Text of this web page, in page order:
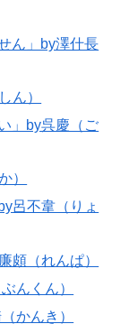
ん」by澤什長
ん）
」by呉慶（ご
）
呂不韋（りょ
頗（れんぱ）
んくん）
かんき）